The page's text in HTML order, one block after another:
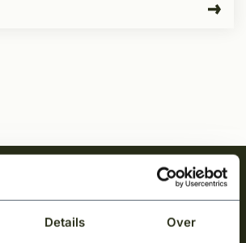
Details Over
ontvang het laatste nieuws
bouwstijl!
nieuwsbrief